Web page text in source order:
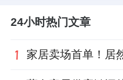
24小时热门文章